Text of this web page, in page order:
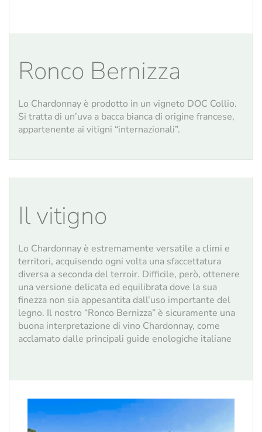
Ronco Bernizza
Lo Chardonnay è prodotto in un vigneto DOC Collio.
Si tratta di un’uva a bacca bianca di origine francese,
appartenente ai vitigni “internazionali”.
Il vitigno
Lo Chardonnay è estremamente versatile a climi e
territori, acquisendo ogni volta una sfaccettatura
diversa a seconda del terroir. Difficile, però, ottenere
una versione delicata ed equilibrata dove la sua
finezza non sia appesantita dall’uso importante del
legno. Il nostro “Ronco Bernizza” è sicuramente una
buona interpretazione di vino Chardonnay, come
acclamato dalle principali guide enologiche italiane